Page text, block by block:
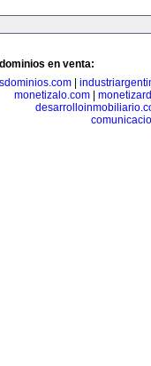
en venta:
|
monetizalo.com|